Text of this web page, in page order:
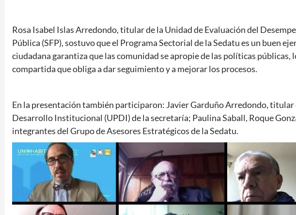
Rosa Isabel Islas Arredondo, titular de la Unidad de Evaluación del
Pública (SFP), sostuvo que el Programa Sectorial de la Sedatu es un buen
ciudadana garantiza que las comunidad se apropie de las políticas públicas,
compartida que obliga a dar seguimiento y a mejorar los procesos.
En la presentación también participaron: Javier Garduño Arredondo, titular
Desarrollo Institucional (UPDI) de la secretaría; Paulina Saball, Roque
integrantes del Grupo de Asesores Estratégicos de la Sedatu.